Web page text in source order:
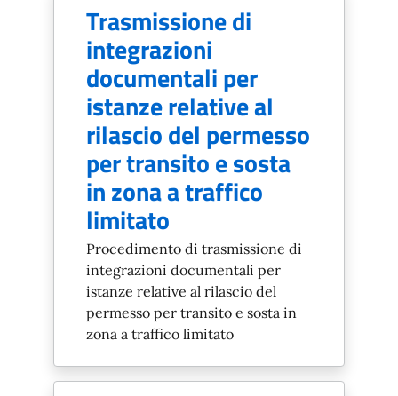
Trasmissione di
integrazioni
documentali per
istanze relative al
rilascio del permesso
per transito e sosta
in zona a traffico
limitato
Procedimento di trasmissione di
integrazioni documentali per
istanze relative al rilascio del
permesso per transito e sosta in
zona a traffico limitato